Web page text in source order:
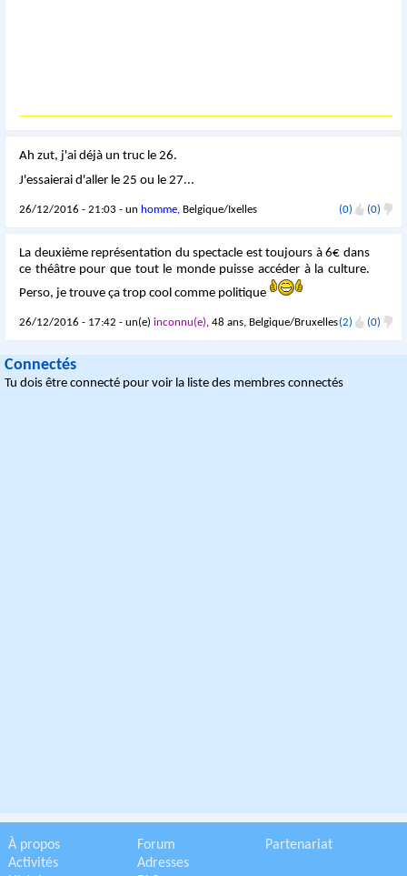
Ah zut, j'ai déjà un truc le 26.
J'essaierai d'aller le 25 ou le 27...
26/12/2016 - 21:03 - un homme, Belgique/Ixelles (0) (0)
La deuxième représentation du spectacle est toujours à 6€ dans
ce théâtre pour que tout le monde puisse accéder à la culture.
Perso, je trouve ça trop cool comme politique
26/12/2016 - 17:42 - un(e)inconnu(e), 48 ans, Belgique/Bruxelles(2) (0)
Connectés
Tu dois être connecté pour voir la liste des membres connectés
À propos
Activités
Forum
Adresses
Partenariat